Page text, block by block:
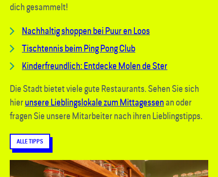
dich gesammelt!
Nachhaltig shoppen bei Puur en Loos
Tischtennis beim Ping Pong Club
Kinderfreundlich: Entdecke Molen de Ster
Die Stadt bietet viele gute Restaurants. Sehen Sie sich
hierunsere Lieblingslokale zum Mittagessenan oder
fragen Sie unsere Mitarbeiter nach ihren Lieblingstipps.
ALLE TIPPS